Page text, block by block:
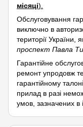
місяці).
Обслуговування
виключно в
території України,
проспект Павла
Гарантійне
ремонт упродовж
гарантійному
прилад в разі
умов, зазначених в